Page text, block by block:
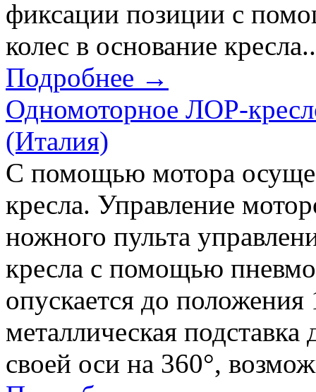
фиксации позиции с
колес в основание
Подробнее →
Одномоторное ЛОР-
(Италия)
С помощью мотора
кресла. Управление
ножного пульта
кресла с помощью
опускается до
металлическая
своей оси на 360°,